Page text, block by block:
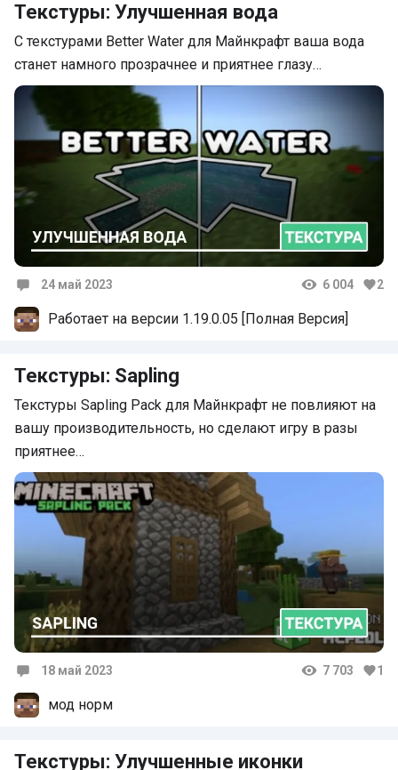
Текстуры: Улучшенная вода
С текстурами Better Water для Майнкрафт ваша вода
станет намного прозрачнее и приятнее глазу…
24 май 2023 6 004 2
Работает на версии 1.19.0.05 [Полная Версия]
Текстуры: Sapling
Текстуры Sapling Pack для Майнкрафт не повлияют на
вашу производительность, но сделают игру в разы
приятнее…
18 май 2023 7 703 1
мод норм
Текстуры: Улучшенные иконки